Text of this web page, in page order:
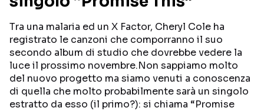
GOSSIP E CURIOSITÀ
TALENT SHOW
Seguici sui social
Tra una malaria ed un X Factor, Cheryl Cole ha
registrato le canzoni che comporranno il suo
secondo album di studio che dovrebbe vedere la
luce il prossimo novembre.Non sappiamo molto
del nuovo progetto ma siamo venuti a conoscenza
di quella che molto probabilmente sarà un singolo
estratto da esso (il primo?): si chiama “Promise